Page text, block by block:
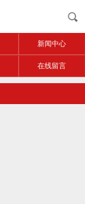
新闻中心
在线留言